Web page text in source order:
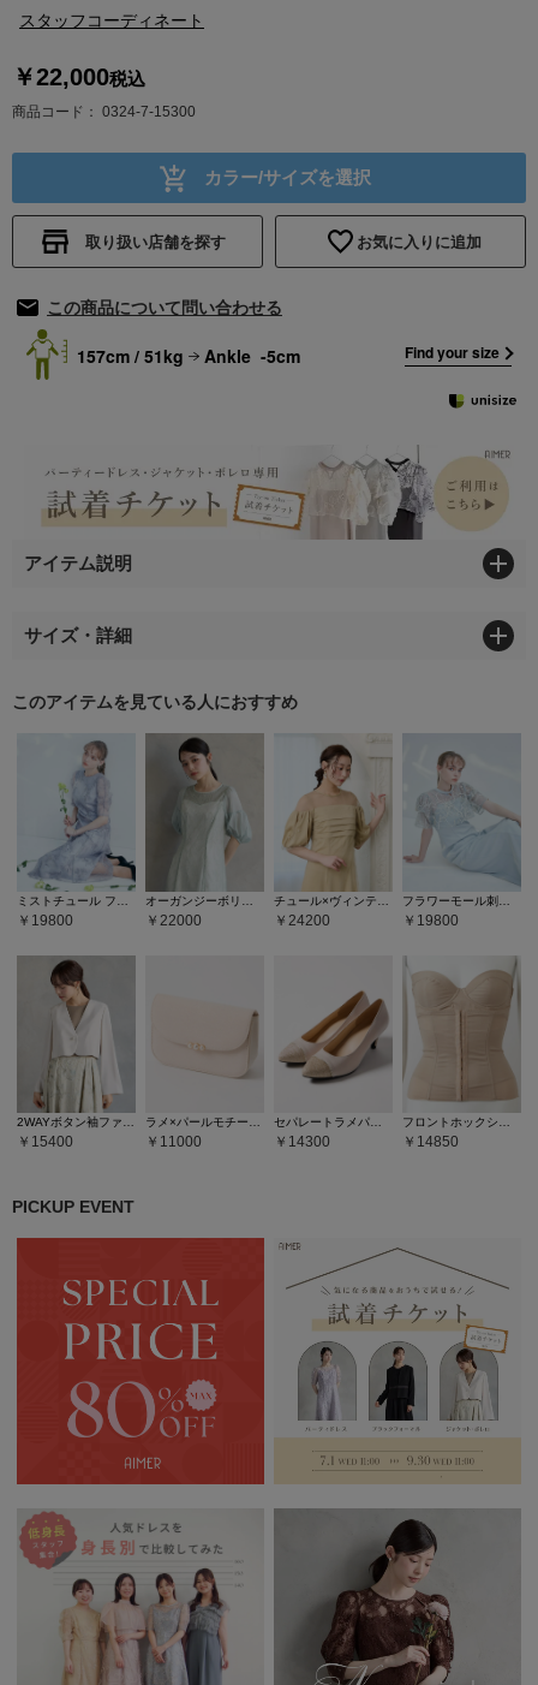
スタッフコーディネート
￥22,000税込
商品コード 0324-7-15300
カラー/サイズを選択
取り扱い店舗を探す お気に入りに追加
この商品について問い合わせる
157cm / 51kg Ankle -5cm Find your size
アイテム説明
サイズ・詳細
このアイテムを見ている人におすすめ
19800 22000 24200 19800
15400 11000 14300 14850
PICKUP EVENT